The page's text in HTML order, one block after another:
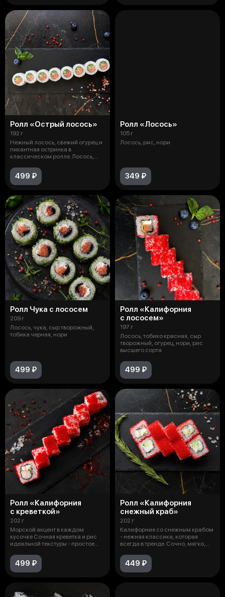
Ролл «Острый лосось»
192 г
Нежный лосось, свежий огурец и
пикантная остринка в
классическом ролле. Лосось,
499 ₽
Ролл «Лосось»
105 г
Лосось, рис, нори
349 ₽
Ролл Чука с лососем
209 г
Лосось, чука, сыр творожный,
тобика черная, нори
499 ₽
Ролл «Калифорния
с лососем»
197 г
Лосось, тобико красная, сыр
творожный, огурец, нори, рис
высшего сорта
499 ₽
Ролл «Калифорния
с креветкой»
202 г
Морской акцент в каждом
кусочке Сочная креветка и рис
идеальной текстуры - простое
499 ₽
Ролл «Калифорния
снежный краб»
202 г
Калифорния со снежным крабом
- нежная классика, которая
всегда в тренде. Сочно, мягко,
449 ₽